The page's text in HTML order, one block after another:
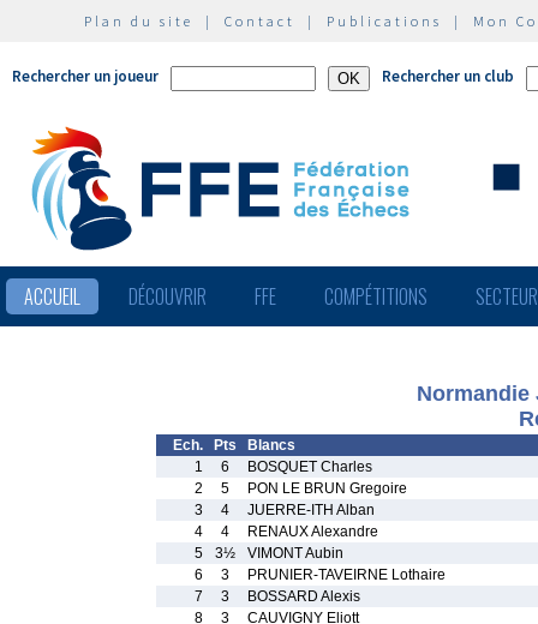
Plan du site | Contact | Publications | Mon
Rechercher un joueur Rechercher un club
ACCUEIL DÉCOUVRIR FFE COMPÉTITIONS
Normandie
Ech. Pts
Blancs
1
6
BOSQUET Charles
2
5
PON LE BRUN Gregoire
3
4
JUERRE-ITH Alban
4
4
RENAUX Alexandre
5
3½
VIMONT Aubin
6
3
PRUNIER-TAVEIRNE Lothaire
7
3
BOSSARD Alexis
8
3
CAUVIGNY Eliott